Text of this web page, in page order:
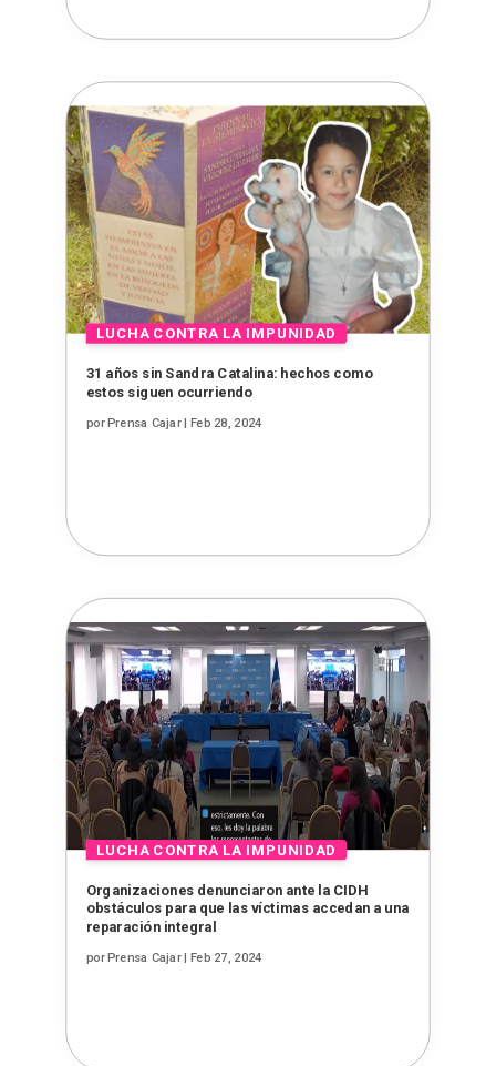
31 años sin Sandra Catalina: hechos como
estos siguen ocurriendo
porPrensa Cajar| Feb 28, 2024
Organizaciones denunciaron ante la CIDH
obstáculos para que las víctimas accedan a una
reparación integral
por Prensa Cajar| Feb 27, 2024